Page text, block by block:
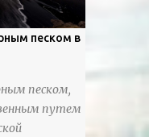
источник
песком в
песком,
путем